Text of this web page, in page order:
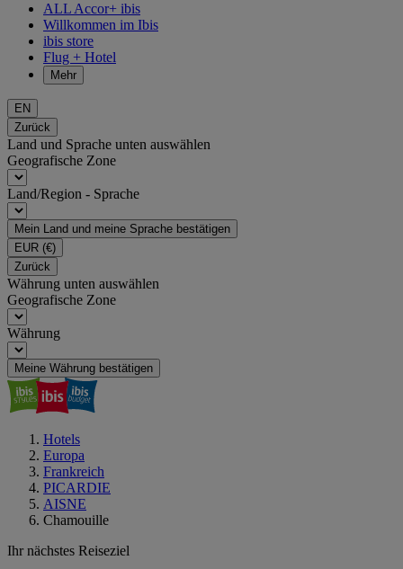
ALL Accor+ ibis
Willkommen im Ibis
ibis store
Flug + Hotel
Mehr
EN
Zurück
Land und Sprache unten auswählen
Geografische Zone
Land/Region - Sprache
Mein Land und meine Sprache bestätigen
EUR (€)
Zurück
Währung unten auswählen
Geografische Zone
Währung
Meine Währung bestätigen
Hotels
Europa
Frankreich
PICARDIE
AISNE
Chamouille
Ihr nächstes Reiseziel